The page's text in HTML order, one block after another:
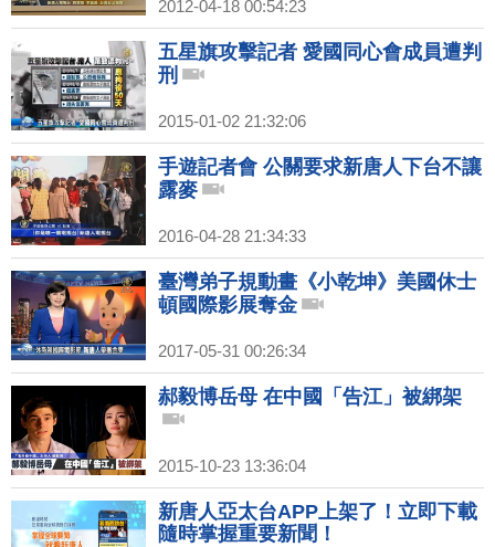
2012-04-18 00:54:23
五星旗攻擊記者 愛國同心會成員遭判
刑
2015-01-02 21:32:06
手遊記者會 公關要求新唐人下台不讓
露麥
2016-04-28 21:34:33
臺灣弟子規動畫《小乾坤》美國休士
頓國際影展奪金
2017-05-31 00:26:34
郝毅博岳母 在中國「告江」被綁架
2015-10-23 13:36:04
新唐人亞太台APP上架了！立即下載
隨時掌握重要新聞！